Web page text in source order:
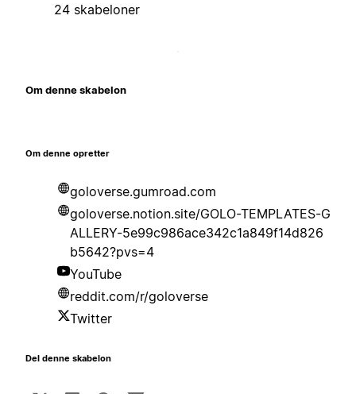
24 skabeloner
Om denne skabelon
Om denne opretter
goloverse.gumroad.com
goloverse.notion.site/GOLO-TEMPLATES-G
ALLERY-5e99c986ace342c1a849f14d826
b5642?pvs=4
YouTube
reddit.com/r/goloverse
Twitter
Del denne skabelon